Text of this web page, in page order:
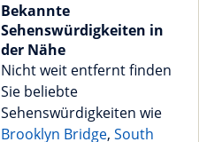
Bekannte
Sehenswürdigkeiten in
der Nähe
Nicht weit entfernt finden
Sie beliebte
Sehenswürdigkeiten wie
Brooklyn Bridge, South